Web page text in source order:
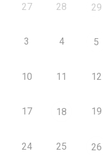
27 28 29
3 4 5
10 11 12
17 18 19
24 25 26